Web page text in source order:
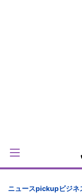
ニュースpickupビジネ